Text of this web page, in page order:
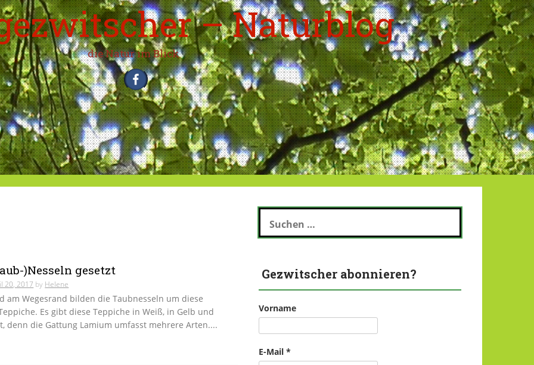
– Naturblog
die Natur im Blick
)Nesseln gesetzt
20, 2017 by Helene
am Wegesrand bilden die Taubnesseln um diese
Es gibt diese Teppiche in Weiß, in Gelb und
denn die Gattung Lamium umfasst mehrere Arten....
Suchen
nach:
Gezwitscher abonnieren?
Vorname
E-Mail *